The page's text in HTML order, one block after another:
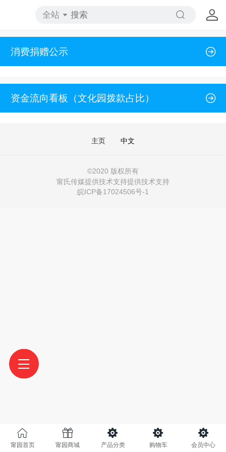
全站
消费捐赠公示
资金流向看板（文化园拨款占比）
主页 中文
©2020 版权所有
甯氏传媒提供技术支持提供技术支持
皖ICP备17024506号-1
甯园首页 甯园商城 产品分类 购物车 会员中心